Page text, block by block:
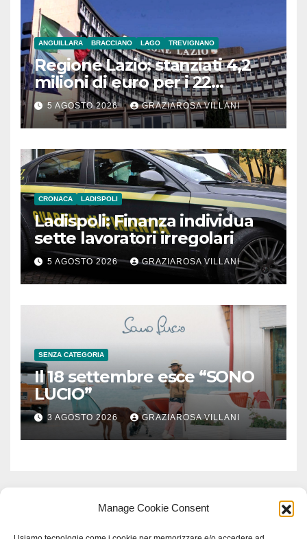
Manage Cookie Consent
ANGUILLARA BRACCIANO LAGO TREVIGNANO
Regione Lazio: stanziati 4,2
milioni di euro per i 22
Comuni dell’Etruria
Meridionale
5 AGOSTO 2026 GRAZIAROSA VILLANI
CRONACA LADISPOLI
Ladispoli: Finanza individua
sette lavoratori irregolari
5 AGOSTO 2026 GRAZIAROSA VILLANI
SENZA CATEGORIA
Il 18 settembre esce “SONO
LUCIO”
3 AGOSTO 2026 GRAZIAROSA VILLANI